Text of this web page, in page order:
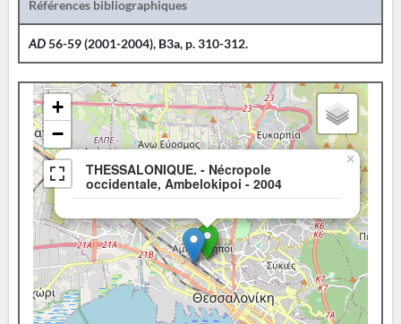
Références bibliographiques
AD56-59 (2001-2004), B3a, p. 310-312.
THESSALONIQUE. - Nécropole
occidentale, Ambelokipoi - 2004
×
+
−